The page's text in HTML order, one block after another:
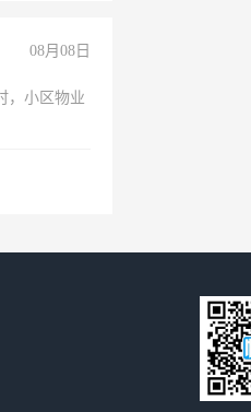
08月08日
，小区物业